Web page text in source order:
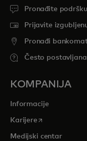
Pronađite podršku
Prijavite
Pronađi
Često
KOMPANIJA
Informacije
Karijereopens in a new
Medijski centar